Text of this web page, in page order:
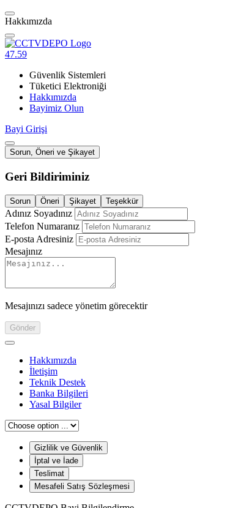
Hakkımızda
47.59
Güvenlik Sistemleri
Tüketici Elektroniği
Hakkımızda
Bayimiz Olun
Bayi Girişi
Sorun, Öneri ve Şikayet
Geri Bildiriminiz
Sorun Öneri Şikayet Teşekkür
Adınız Soyadınız
Telefon Numaranız
E-posta Adresiniz
Mesajınız
Mesajınızı sadece yönetim görecektir
Gönder
Hakkımızda
İletişim
Teknik Destek
Banka Bilgileri
Yasal Bilgiler
Gizlilik ve Güvenlik
İptal ve İade
Teslimat
Mesafeli Satış Sözleşmesi